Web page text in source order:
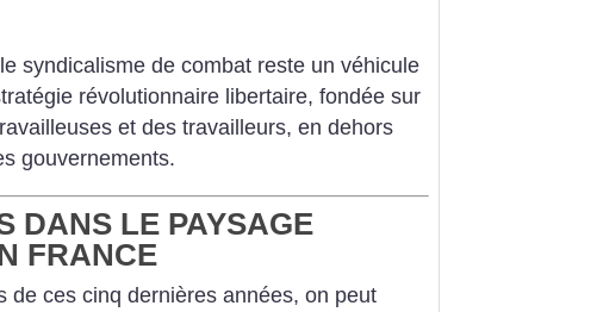
syndicalisme de combat reste un véhicule
révolutionnaire libertaire, fondée sur
et des travailleurs, en dehors
gouvernements.
DANS LE PAYSAGE
FRANCE
de ces cinq dernières années, on peut